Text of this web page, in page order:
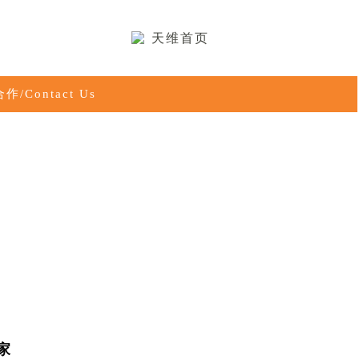
天维首页
作/Contact Us